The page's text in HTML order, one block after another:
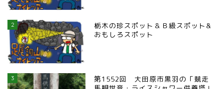
2
栃木の珍スポット＆Ｂ級スポット&
おもしろスポット
3
第1552回 大田原市黒羽の「競走